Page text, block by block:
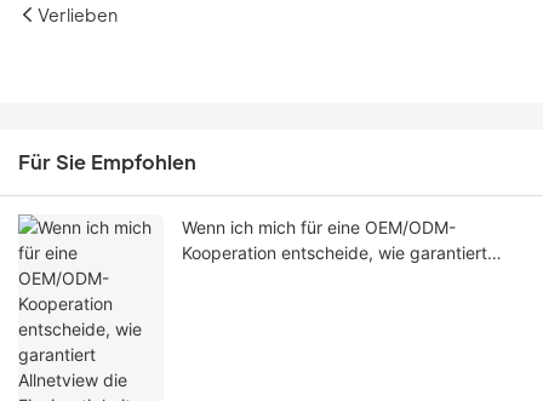
Verlieben
Für Sie Empfohlen
Wenn ich mich für eine OEM/ODM-
Kooperation entscheide, wie garantiert